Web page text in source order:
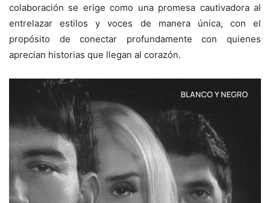
colaboración se erige como una promesa cautivadora al
entrelazar estilos y voces de manera única, con el
propósito de conectar profundamente con quienes
aprecian historias que llegan al corazón.